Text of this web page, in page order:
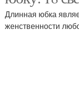
Длинная юбка
женственности